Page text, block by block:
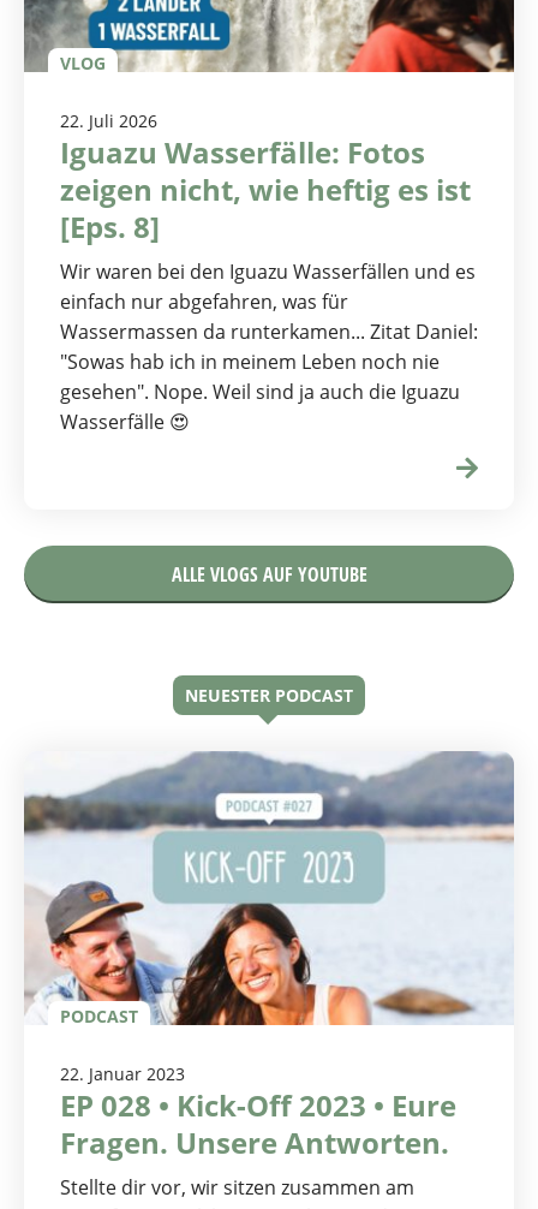
VLOG
22. Juli 2026
Iguazu Wasserfälle: Fotos
zeigen nicht, wie heftig es ist
[Eps. 8]
Wir waren bei den Iguazu Wasserfällen und es
einfach nur abgefahren, was für
Wassermassen da runterkamen... Zitat Daniel:
"Sowas hab ich in meinem Leben noch nie
gesehen". Nope. Weil sind ja auch die Iguazu
Wasserfälle 😍
ALLE VLOGS AUF YOUTUBE
NEUESTER PODCAST
PODCAST
22. Januar 2023
EP 028 • Kick-Off 2023 • Eure
Fragen. Unsere Antworten.
Stellte dir vor, wir sitzen zusammen am